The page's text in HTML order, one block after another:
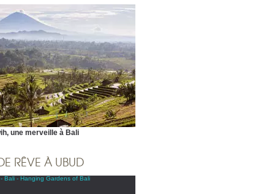
une merveille à Bali
RÊVE À UBUD